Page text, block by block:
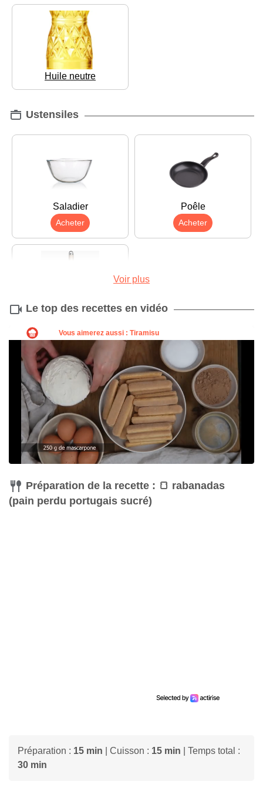
Huile neutre
Ustensiles
Saladier
Acheter
Poêle
Acheter
Acheter
Voir plus
Le top des recettes en vidéo
Préparation de la recette : 🍞 rabanadas
(pain perdu portugais sucré)
Préparation : 15 min | Cuisson : 15 min | Temps total :
30 min